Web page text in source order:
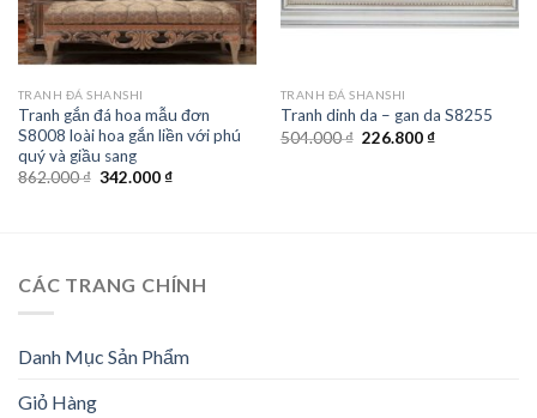
TRANH ĐÁ SHANSHI
Tranh gắn đá hoa mẫu đơn
S8008 loài hoa gắn liền với phú
quý và giầu sang
862.000₫ Giá
342.000₫Giá
TRANH ĐÁ SHANSHI
Tranh dinh da – gan da S8255
504.000₫ Giá
226.800₫Giá
CÁC TRANG CHÍNH
Danh Mục Sản Phẩm
Giỏ Hàng